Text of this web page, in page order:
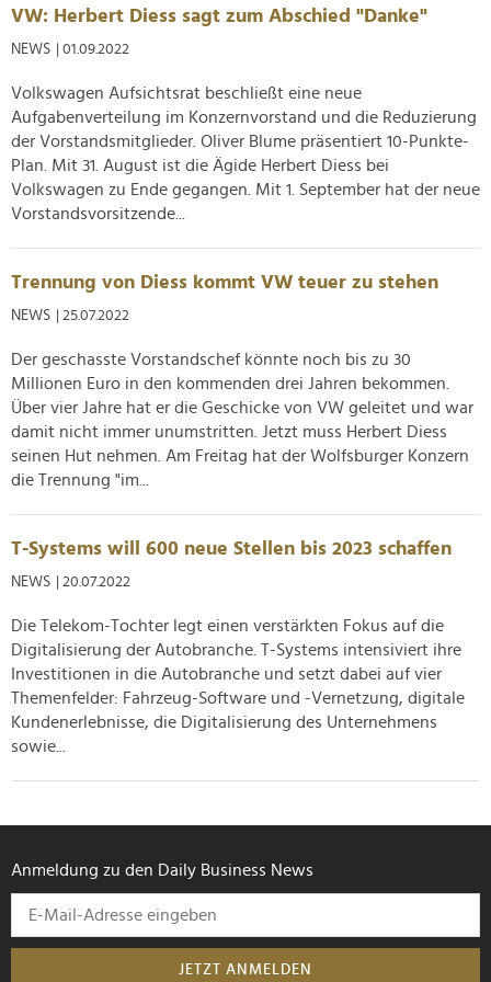
Partner führen diese Informationen möglicherweise mit
weiteren Daten zusammen, die Sie ihnen bereitgestellt
gesammelt haben.
VW: Herbert Diess sagt zum Abschied "Danke"
NEWS | 01.09.2022
Volkswagen Aufsichtsrat beschließt eine neue
Aufgabenverteilung im Konzernvorstand und die Reduzierung
der Vorstandsmitglieder. Oliver Blume präsentiert 10-Punkte-
Plan. Mit 31. August ist die Ägide Herbert Diess bei
Volkswagen zu Ende gegangen. Mit 1. September hat der neue
Vorstandsvorsitzende...
Trennung von Diess kommt VW teuer zu stehen
NEWS | 25.07.2022
Der geschasste Vorstandschef könnte noch bis zu 30
Millionen Euro in den kommenden drei Jahren bekommen.
Über vier Jahre hat er die Geschicke von VW geleitet und war
damit nicht immer unumstritten. Jetzt muss Herbert Diess
seinen Hut nehmen. Am Freitag hat der Wolfsburger Konzern
die Trennung "im...
T-Systems will 600 neue Stellen bis 2023 schaffen
NEWS | 20.07.2022
Die Telekom-Tochter legt einen verstärkten Fokus auf die
Digitalisierung der Autobranche. T-Systems intensiviert ihre
Investitionen in die Autobranche und setzt dabei auf vier
Themenfelder: Fahrzeug-Software und -Vernetzung, digitale
Kundenerlebnisse, die Digitalisierung des Unternehmens
sowie...
Anmeldung zu den Daily Business News
JETZT ANMELDEN